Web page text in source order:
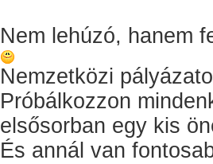
Nem lehúzó, hanem
Nemzetközi
Próbálkozzon
elsősorban egy kis
És annál van